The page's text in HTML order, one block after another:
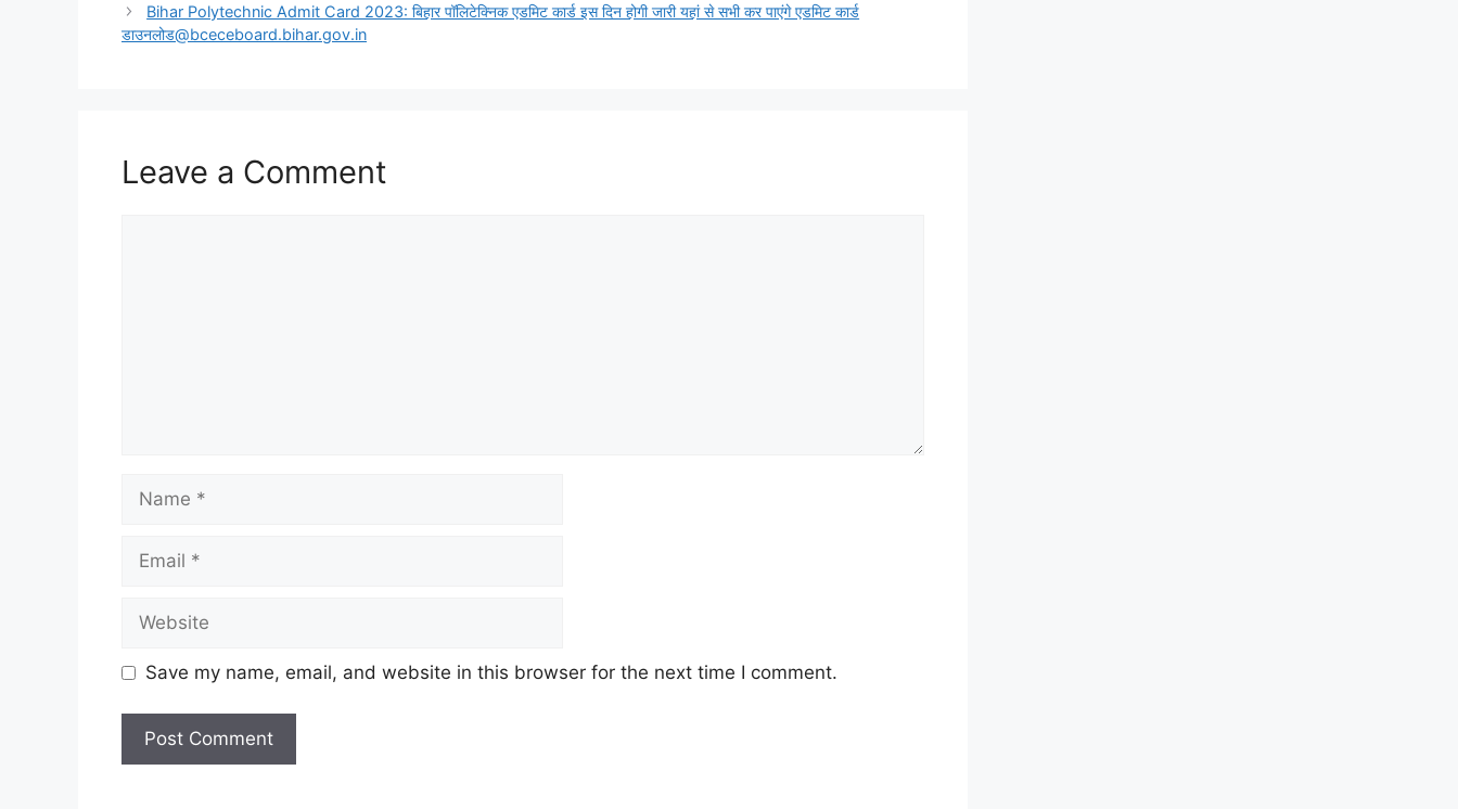
Bihar Polytechnic Admit Card 2023: बिहार पॉलिटेक्निक एडमिट कार्ड इस दिन होगी जारी यहां से सभी कर पाएंगे एडमिट कार्ड
डाउनलोड@bceceboard.bihar.gov.in
Leave a Comment
Save my name, email, and website in this browser for the next time I comment.